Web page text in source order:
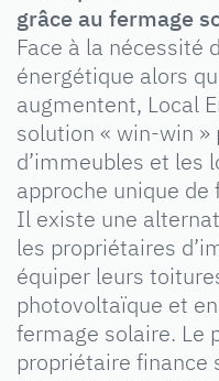
grâce au fermage
Face à la nécessité
énergétique alors
augmentent, Local
solution « win-win
d’immeubles et les
approche unique
Il existe une
les propriétaires
équiper leurs
photovoltaïque et
fermage solaire. Le
propriétaire